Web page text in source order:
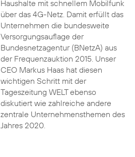
Haushalte mit schnellem Mobilfunk
über das 4G-Netz. Damit erfüllt das
Unternehmen die bundesweite
Versorgungsauflage der
Bundesnetzagentur (BNetzA) aus
der Frequenzauktion 2015. Unser
CEO Markus Haas hat diesen
wichtigen Schritt mit der
Tageszeitung WELT ebenso
diskutiert wie zahlreiche andere
zentrale Unternehmensthemen des
Jahres 2020.